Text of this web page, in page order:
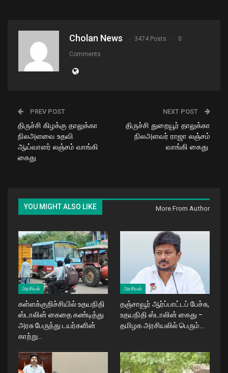
Cholan News 3474 Posts 0
Comments
PREV POST
திருச்சி கிழக்கு தாலுக்கா
நிலஅளவை உதவி
ஆய்வாளர் லஞ்சம் வாங்கி
கைது
NEXT POST
திருச்சி துறையூர் தாலுக்கா
நிலஅளவர் ராஜா லஞ்சம்
வாங்கி கைது
YOU MIGHT ALSO LIKE More From Author
அரசியல்
கள்ளக்குறிச்சியில் உதயநிதி
ஸ்டாலின் கைதை கண்டித்து
அரசு பேருந்து டயர்களின்
காற்று…
அரசியல்
தஞ்சாவூர் ஆர்ப்பாட்டப் பேச்சு,
உதயநிதி ஸ்டாலின் கைது –
தமிழக அரசியலில் பெரும்…